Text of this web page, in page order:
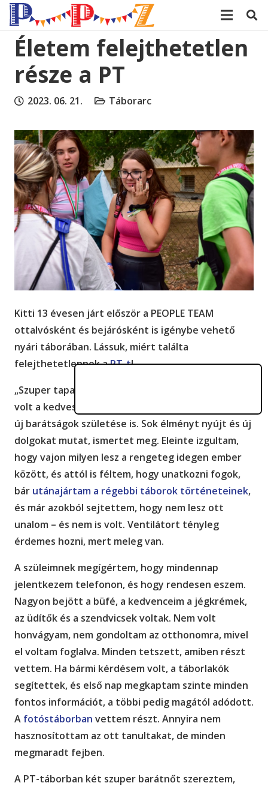
Életem felejthetetlen
része a PT
2023. 06. 21. Táborarc
Kitti 13 évesen járt először a PEOPLE TEAM
ottalvósként és bejárósként is igénybe vehető
nyári táborában. Lássuk, miért találta
felejthetetlennek aPT-t!
„Szuper tapasztalatok értek a PT táborában, ilyen
volt a kedves fogadtatás, a lazaság, a jókedv és az
új barátságok születése is. Sok élményt nyújt és új
dolgokat mutat, ismertet meg. Eleinte izgultam,
hogy vajon milyen lesz a rengeteg idegen ember
között, és attól is féltem, hogy unatkozni fogok,
bár utánajártam a régebbi táborok történeteinek,
és már azokból sejtettem, hogy nem lesz ott
unalom – és nem is volt. Ventilátort tényleg
érdemes hozni, mert meleg van.
A szüleimnek megígértem, hogy mindennap
jelentkezem telefonon, és hogy rendesen eszem.
Nagyon bejött a büfé, a kedvenceim a jégkrémek,
az üdítők és a szendvicsek voltak. Nem volt
honvágyam, nem gondoltam az otthonomra, mivel
el voltam foglalva. Minden tetszett, amiben részt
vettem. Ha bármi kérdésem volt, a táborlakók
segítettek, és első nap megkaptam szinte minden
fontos információt, a többi pedig magától adódott.
A fotóstáborban vettem részt. Annyira nem
hasznosítottam az ott tanultakat, de minden
megmaradt fejben.
A PT-táborban két szuper barátnőt szereztem,
modal-check